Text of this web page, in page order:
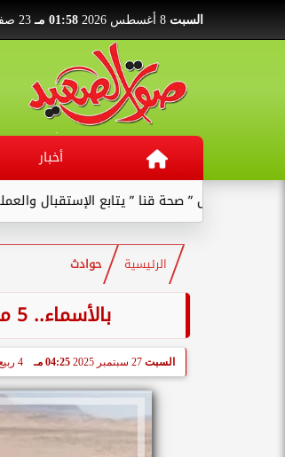
السبت 01:58 مـ 23 صفر 1448
أخبار
وكيل ” صحة قنا ” يتابع الإستقبال والعمليات
الرئيسية حوادث
بالأسماء.. 5 مصابين في انقلاب سيارة ملاكي أمام عمارات ساويرس بقنا
السبت 27 سبتمبر 2025 04:25 مـ 4 ربيع آخر 1447